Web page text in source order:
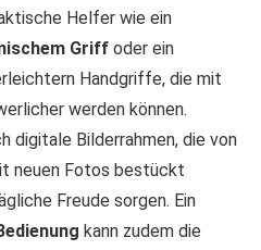
Helfer wie ein
Griff oder ein
Handgriffe, die mit
werden können.
digitale Bilderrahmen, die von
neuen Fotos bestückt
Freude sorgen. Ein
kann zudem die